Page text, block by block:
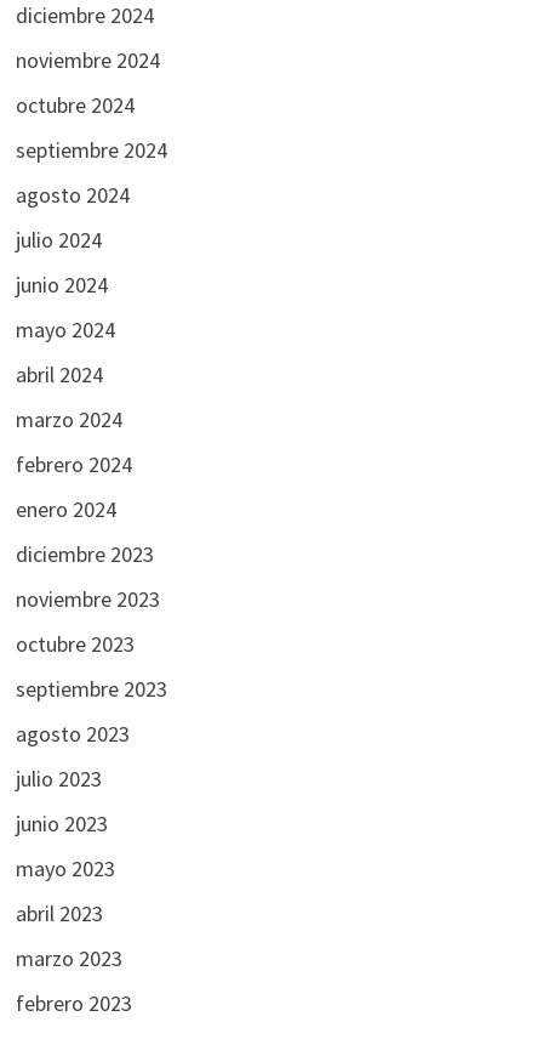
diciembre 2024
noviembre 2024
octubre 2024
septiembre 2024
agosto 2024
julio 2024
junio 2024
mayo 2024
abril 2024
marzo 2024
febrero 2024
enero 2024
diciembre 2023
noviembre 2023
octubre 2023
septiembre 2023
agosto 2023
julio 2023
junio 2023
mayo 2023
abril 2023
marzo 2023
febrero 2023